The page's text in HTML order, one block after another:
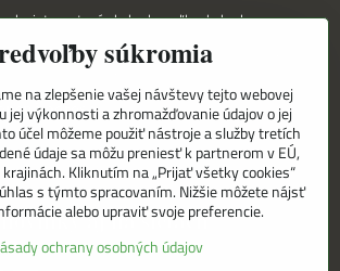
ako internetový obchod a veľkoobchod.
dovezieme osobne na základe internetovej
dohovoru.
adresa
novinky aj na sieťach
súkromia
na zlepšenie vašej návštevy tejto webovej
jej výkonnosti a zhromažďovanie údajov o jej
účel môžeme použiť nástroje a služby tretích
údaje sa môžu preniesť k partnerom v EÚ,
krajinách. Kliknutím na „Prijať všetky cookies“
s týmto spracovaním. Nižšie môžete nájsť
alebo upraviť svoje preferencie.
ochrany osobných údajov